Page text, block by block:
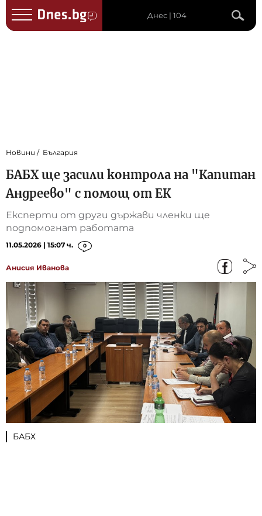
Днес | 104
Новини България
БАБХ ще засили контрола на "Капитан
Андреево" с помощ от ЕК
Експерти от други държави членки ще
подпомогнат работата
11.05.2026 | 15:07 ч. 0
Анисия Иванова
БАБХ